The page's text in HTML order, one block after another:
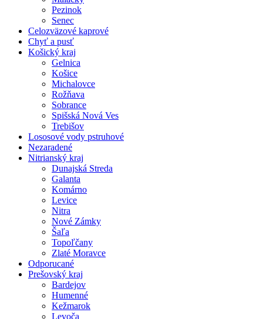
Pezinok
Senec
Celozväzové kaprové
Chyť a pusť
Košický kraj
Gelnica
Košice
Michalovce
Rožňava
Sobrance
Spišská Nová Ves
Trebišov
Lososové vody pstruhové
Nezaradené
Nitrianský kraj
Dunajská Streda
Galanta
Komárno
Levice
Nitra
Nové Zámky
Šaľa
Topoľčany
Zlaté Moravce
Odporucané
Prešovský kraj
Bardejov
Humenné
Kežmarok
Levoča